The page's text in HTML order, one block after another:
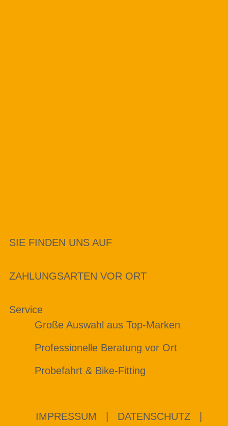
SIE FINDEN UNS AUF
ZAHLUNGSARTEN VOR ORT
Service
Große Auswahl aus Top-Marken
Professionelle Beratung vor Ort
Probefahrt & Bike-Fitting
IMPRESSUM DATENSCHUTZ